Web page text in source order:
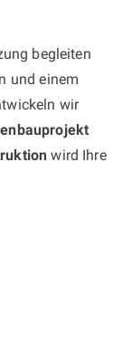
begleiten
und einem
wir
wird Ihre